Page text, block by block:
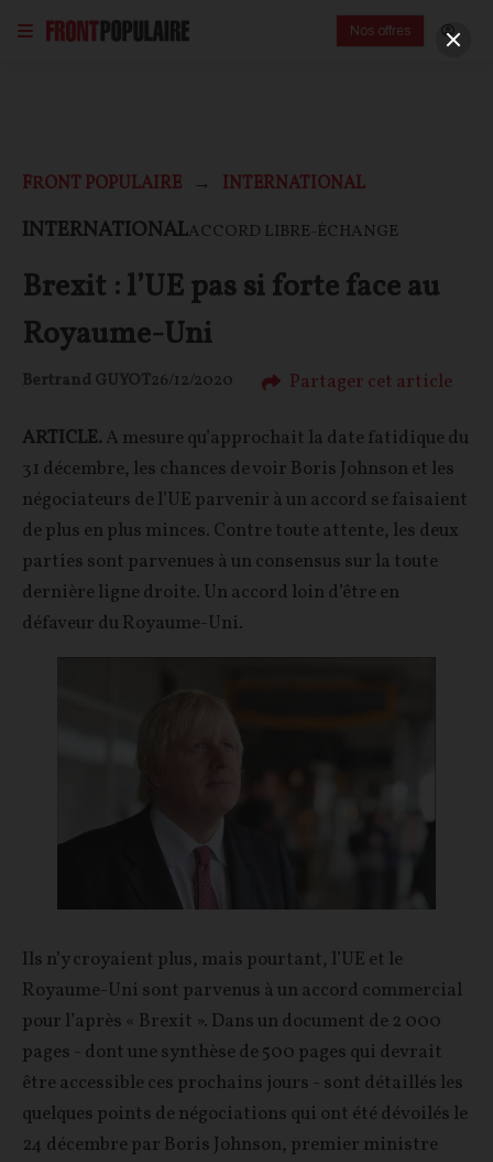
Nos offres
FRONT POPULAIRE INTERNATIONAL
INTERNATIONALACCORD LIBRE-ÉCHANGE
Brexit : l’UE pas si forte face au
Royaume-Uni
Bertrand GUYOT26/12/2020 Partager cet article
ARTICLE.A mesure qu’approchait la date fatidique du
31 décembre, les chances de voir Boris Johnson et les
négociateurs de l’UE parvenir à un accord se faisaient
de plus en plus minces. Contre toute attente, les deux
parties sont parvenues à un consensus sur la toute
dernière ligne droite. Un accord loin d’être en
défaveur du Royaume-Uni.
Ils n’y croyaient plus, mais pourtant, l’UE et le
Royaume-Uni sont parvenus à un accord commercial
pour l’après « Brexit ». Dans un document de 2 000
pages - dont une synthèse de 500 pages qui devrait
être accessible ces prochains jours - sont détaillés les
quelques points de négociations qui ont été dévoilés le
24 décembre par Boris Johnson, premier ministre